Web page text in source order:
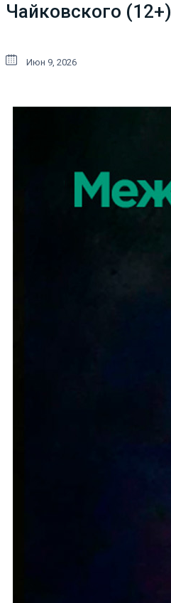
Чайковского (12+)
Июн 9, 2026